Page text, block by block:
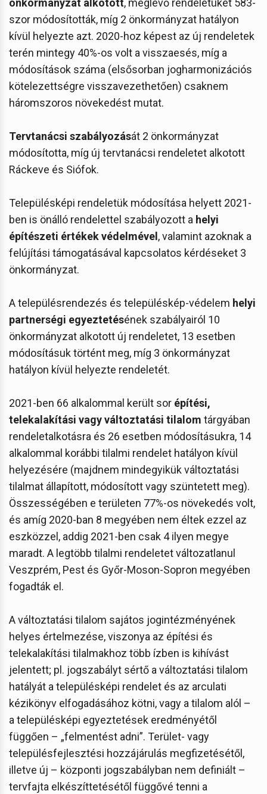
önkormányzat alkotott, meglévő rendeletüket 583-
szor módosították, míg 2 önkormányzat hatályon
kívül helyezte azt. 2020-hoz képest az új rendeletek
terén mintegy 40%-os volt a visszaesés, míg a
módosítások száma (elsősorban jogharmonizációs
kötelezettségre visszavezethetően) csaknem
háromszoros növekedést mutat.
Tervtanácsi szabályozását 2 önkormányzat
módosította, míg új tervtanácsi rendeletet alkotott
Ráckeve és Siófok.
Településképi rendeletük módosítása helyett 2021-
ben is önálló rendelettel szabályozott a helyi
építészeti értékek védelmével , valamint azoknak a
felújítási támogatásával kapcsolatos kérdéseket 3
önkormányzat.
A településrendezés és településkép-védelem helyi
partnerségi egyeztetésének szabályairól 10
önkormányzat alkotott új rendeletet, 13 esetben
módosításuk történt meg, míg 3 önkormányzat
hatályon kívül helyezte rendeletét.
2021-ben 66 alkalommal került sor építési,
telekalakítási vagy változtatási tilalom tárgyában
rendeletalkotásra és 26 esetben módosításukra, 14
alkalommal korábbi tilalmi rendelet hatályon kívül
helyezésére (majdnem mindegyikük változtatási
tilalmat állapított, módosított vagy szüntetett meg).
Összességében e területen 77%-os növekedés volt,
és amíg 2020-ban 8 megyében nem éltek ezzel az
eszközzel, addig 2021-ben csak 4 ilyen megye
maradt. A legtöbb tilalmi rendeletet változatlanul
Veszprém, Pest és Győr-Moson-Sopron megyében
fogadták el.
A változtatási tilalom sajátos jogintézményének
helyes értelmezése, viszonya az építési és
telekalakítási tilalmakhoz több ízben is kihívást
jelentett; pl. jogszabályt sértő a változtatási tilalom
hatályát a településképi rendelet és az arculati
kézikönyv elfogadásához kötni, vagy a tilalom alól –
a településképi egyeztetések eredményétől
függően – „felmentést adni”. Terület- vagy
településfejlesztési hozzájárulás megfizetésétől,
illetve új – központi jogszabályban nem definiált –
tervfajta elkészíttetésétől függővé tenni a